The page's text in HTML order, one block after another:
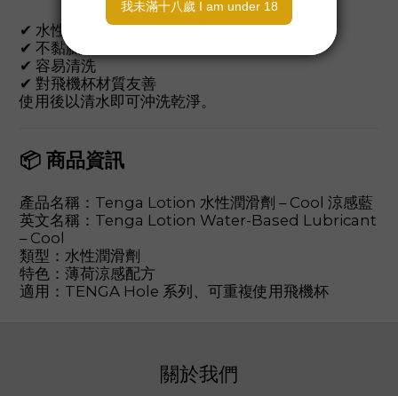
✔ 水性基底
✔ 不黏膩
✔ 容易清洗
✔ 對飛機杯材質友善
使用後以清水即可沖洗乾淨。
📦 商品資訊
產品名稱：Tenga Lotion 水性潤滑劑 – Cool 涼感藍
英文名稱：Tenga Lotion Water-Based Lubricant
– Cool
類型：水性潤滑劑
特色：薄荷涼感配方
適用：TENGA Hole 系列、可重複使用飛機杯
關於我們